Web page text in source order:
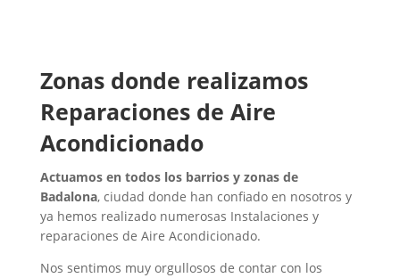
Zonas donde realizamos
Reparaciones de Aire
Acondicionado
Actuamos en todos los barrios y zonas de
Badalona, ciudad donde han confiado en nosotros y
ya hemos realizado numerosas Instalaciones y
reparaciones de Aire Acondicionado.
Nos sentimos muy orgullosos de contar con los